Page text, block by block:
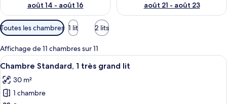
août 14 - août 16
août 21 - août 23
Filtres
disponibles
pour
les
chambres
Toutes les chambres 1 lit 2 lits
Affichage de 11 chambres sur 11
Afficher
toutes
les
photos
Coffres-forts dans les chambres,
7
Chambre Standard, 1 très grand lit
30 m²
1 chambre